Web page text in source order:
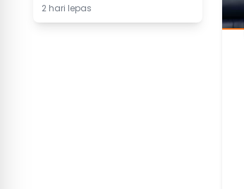
2 hari lepas